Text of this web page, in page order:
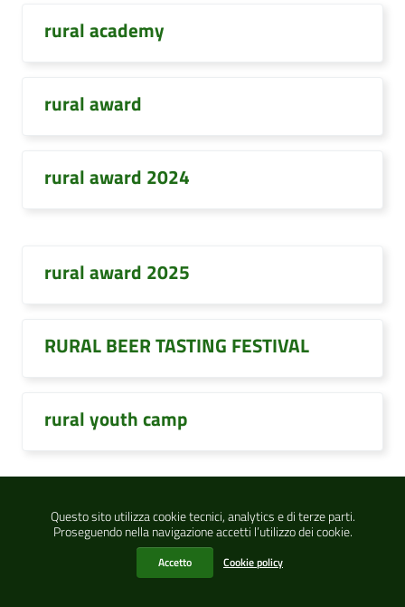
Questo sito utilizza cookie tecnici, analytics e di terze parti.
Proseguendo nella navigazione accetti l’utilizzo dei cookie.
Accetto Cookie policy
rural academy
rural award
rural award 2024
rural award 2025
RURAL BEER TASTING FESTIVAL
rural youth camp
rurale